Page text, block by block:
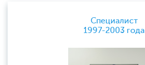
Специалист
1997-2003 года